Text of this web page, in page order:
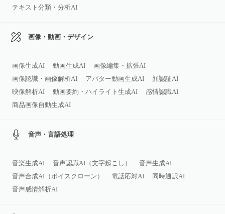
テキスト分類・分析AI
画像・動画・デザイン
画像生成AI 動画生成AI
画像編集・拡張AI
画像認識・画像解析AI
アバター動画生成AI
顔認証AI
映像解析AI
動画要約・ハイライト生成AI
感情認識AI
商品画像自動生成AI
音声・言語処理
音楽生成AI 音声認識AI（文字起こし）
音声生成AI
音声合成AI（ボイスクローン）
電話応対AI
同時通訳AI
音声感情解析AI